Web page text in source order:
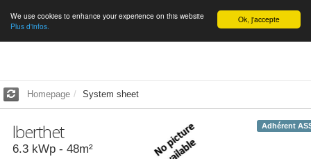
English Ok, j'accepte
We use cookies to enhance your experience on this website
Plus d'infos.
Homepage System sheet
lberthet
6.3 kWp - 48m²
Adhérent